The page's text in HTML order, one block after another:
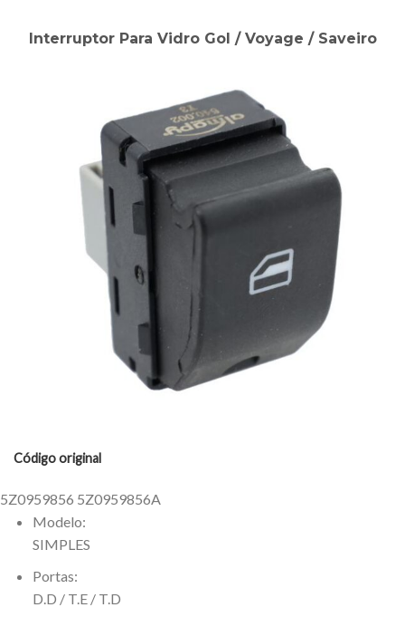
Interruptor Para Vidro Gol / Voyage / Saveiro
Código original
5Z0959856 5Z0959856A
Modelo:
SIMPLES
Portas:
D.D / T.E / T.D